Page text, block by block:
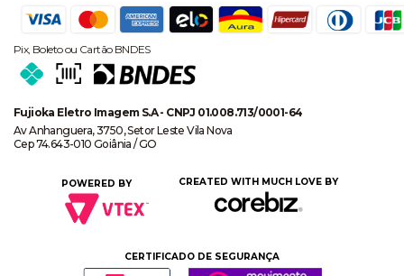
Pix, Boleto ou Cartão BNDES
Fujioka Eletro Imagem S.A - CNPJ 01.008.713/0001-64
Av Anhanguera, 3750, Setor Leste Vila Nova
Cep 74.643-010 Goiânia / GO
POWERED BY CREATED WITH MUCH LOVE BY
CERTIFICADO DE SEGURANÇA